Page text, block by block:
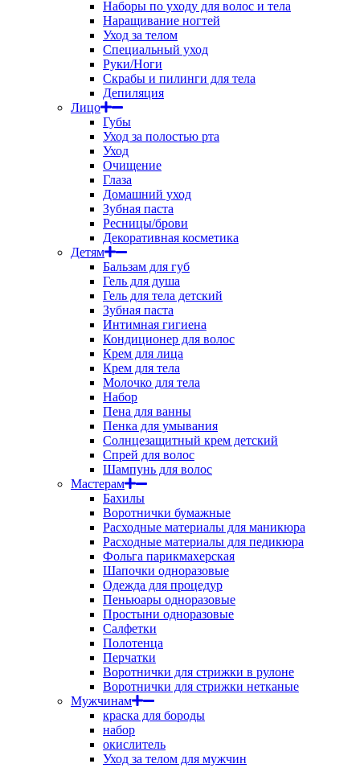
Наборы по уходу для волос и тела
Наращивание ногтей
Уход за телом
Специальный уход
Руки/Ноги
Скрабы и пилинги для тела
Депиляция
Лицо
Губы
Уход за полостью рта
Уход
Очищение
Глаза
Домашний уход
Зубная паста
Ресницы/брови
Декоративная косметика
Детям
Бальзам для губ
Гель для душа
Гель для тела детский
Зубная паста
Интимная гигиена
Кондиционер для волос
Крем для лица
Крем для тела
Молочко для тела
Набор
Пена для ванны
Пенка для умывания
Солнцезащитный крем детский
Спрей для волос
Шампунь для волос
Мастерам
Бахилы
Воротнички бумажные
Расходные материалы для маникюра
Расходные материалы для педикюра
Фольга парикмахерская
Шапочки одноразовые
Одежда для процедур
Пеньюары одноразовые
Простыни одноразовые
Салфетки
Полотенца
Перчатки
Воротнички для стрижки в рулоне
Воротнички для стрижки нетканые
Мужчинам
краска для бороды
набор
окислитель
Уход за телом для мужчин